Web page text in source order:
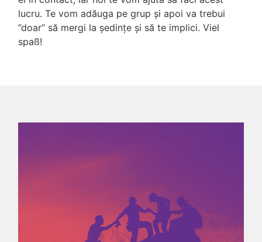
lucru. Te vom adăuga pe grup și apoi va trebui
”doar” să mergi la ședințe și să te implici. Viel
spaß!